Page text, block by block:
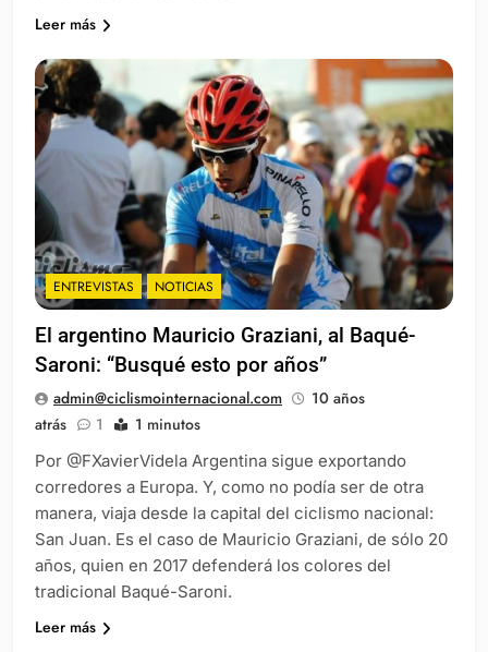
Leer más
ENTREVISTAS NOTICIAS
El argentino Mauricio Graziani, al Baqué-
Saroni: “Busqué esto por años”
admin@ciclismointernacional.com
10 años
atrás
1 1 minutos
Por @FXavierVidela Argentina sigue exportando
corredores a Europa. Y, como no podía ser de otra
manera, viaja desde la capital del ciclismo nacional:
San Juan. Es el caso de Mauricio Graziani, de sólo 20
años, quien en 2017 defenderá los colores del
tradicional Baqué-Saroni.
Leer más